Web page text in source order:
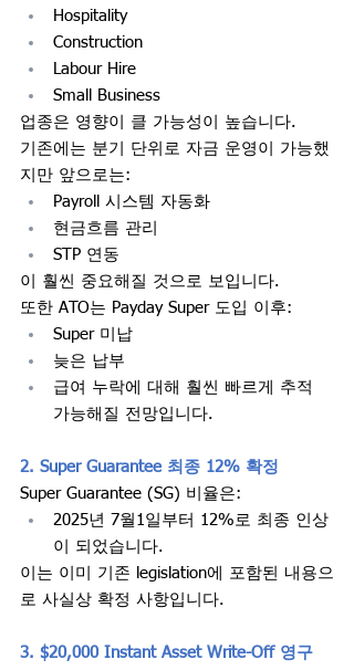
Hospitality
Construction
Labour Hire
Small Business
업종은 영향이 클 가능성이 높습니다.
기존에는 분기 단위로 자금 운영이 가능했
지만 앞으로는:
Payroll 시스템 자동화
현금흐름 관리
STP 연동
이 훨씬 중요해질 것으로 보입니다.
또한 ATO는 Payday Super 도입 이후:
Super 미납
늦은 납부
급여 누락에 대해 훨씬 빠르게 추적
가능해질 전망입니다.
2. Super Guarantee 최종 12% 확정
Super Guarantee (SG) 비율은:
2025년 7월1일부터 12%로 최종 인상
이 되었습니다.
이는 이미 기존 legislation에 포함된 내용으
로 사실상 확정 사항입니다.
3. $20,000 Instant Asset Write-Off 영구